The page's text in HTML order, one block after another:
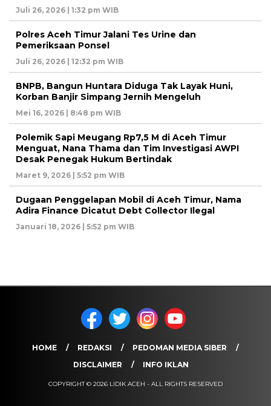
Juli 26, 2026 | 1:32 pm WIB
Polres Aceh Timur Jalani Tes Urine dan
Pemeriksaan Ponsel
Juli 26, 2026 | 12:32 pm WIB
BNPB, Bangun Huntara Diduga Tak Layak Huni,
Korban Banjir Simpang Jernih Mengeluh
Mei 16, 2026 | 8:48 pm WIB
Polemik Sapi Meugang Rp7,5 M di Aceh Timur
Menguat, Nana Thama dan Tim Investigasi AWPI
Desak Penegak Hukum Bertindak
Maret 9, 2026 | 5:52 pm WIB
Dugaan Penggelapan Mobil di Aceh Timur, Nama
Adira Finance Dicatut Debt Collector Ilegal
Januari 18, 2026 | 5:52 pm WIB
HOME REDAKSI
PEDOMAN MEDIA SIBER
DISCLAIMER
INFO IKLAN
COPYRIGHT © 2026 LIDIK ACEH - ALL RIGHTS RESERVED